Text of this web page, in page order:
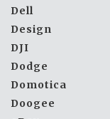
Dell
Design
DJI
Dodge
Domotica
Doogee